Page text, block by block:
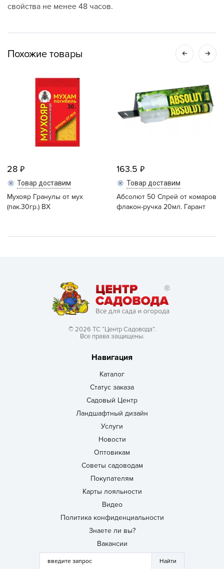
свойства не менее 48 часов.
Похожие товары
28
Товар доставим
Мухояр Гранулы от мух
(пак.30гр.) ВХ
163.5
Товар доставим
Абсолют 50 Спрей от комаров
флакон-ручка 20мл. Гарант
© 2026 ТС “Центр Садовода”.
Все права защищены.
Навигация
Каталог
Статус заказа
Садовый Центр
Ландшафтный дизайн
Услуги
Новости
Оптовикам
Советы садоводам
Покупателям
Карты лояльности
Видео
Политика конфиденциальности
Знаете ли вы?
Вакансии